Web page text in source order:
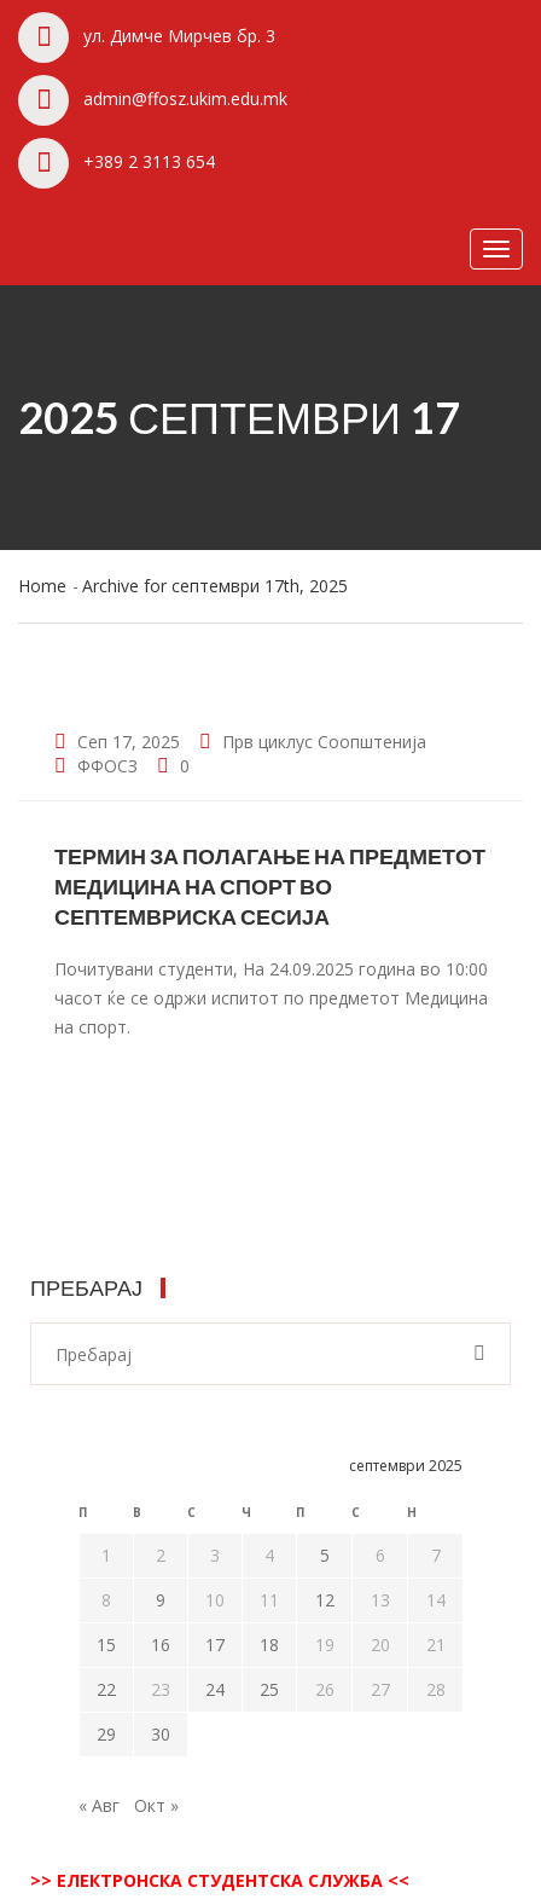
ул. Димче Мирчев бр. 3
admin@ffosz.ukim.edu.mk
+389 2 3113 654
2025 СЕПТЕМВРИ 17
Home Archive for септември 17th, 2025
Сеп 17, 2025 Прв циклус Соопштенија
ФФОСЗ
0
ТЕРМИН ЗА ПОЛАГАЊЕ НА ПРЕДМЕТОТ
МЕДИЦИНА НА СПОРТ ВО
СЕПТЕМВРИСКА СЕСИЈА
Почитувани студенти, На 24.09.2025 година во 10:00
часот ќе се одржи испитот по предметот Медицина
на спорт.
ПРЕБАРАЈ
септември 2025
П В С Ч П С Н
1 2 3 4 5 6
7
8
9 10 11 12 13
14
15
16 17 18 19 20
21
22
23 24 25 26 27
28
29
30
« Авг Окт »
>> ЕЛЕКТРОНСКА СТУДЕНТСКА СЛУЖБА <<